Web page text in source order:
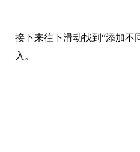
接下来往下滑动找到“添加不
入。